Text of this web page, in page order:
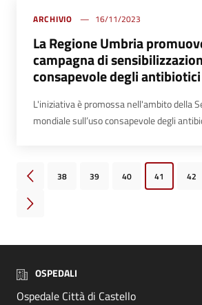
ARCHIVIO 16/11/2023
La Regione Umbria
campagna di
consapevole degli antibiotici
L'iniziativa è promossa nell'ambito della
mondiale sull’uso consapevole degli
Pagina precedente
38 39 40 41 42
Pagina successiva
OSPEDALI
Ospedale Città di Castello